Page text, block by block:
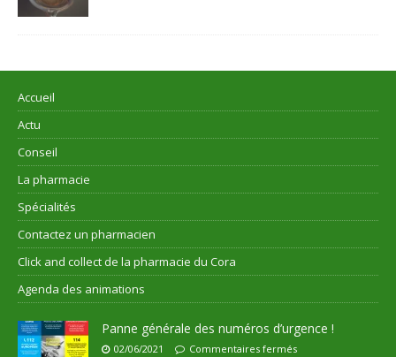
Accueil
Actu
Conseil
La pharmacie
Spécialités
Contactez un pharmacien
Click and collect de la pharmacie du Cora
Agenda des animations
Panne générale des numéros d’urgence !
02/06/2021 Commentaires fermés